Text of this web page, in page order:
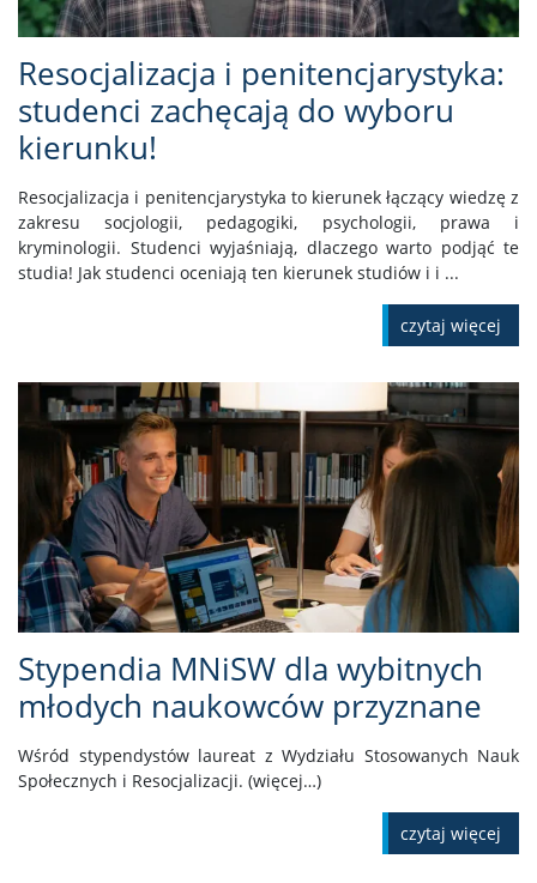
Resocjalizacja i penitencjarystyka:
studenci zachęcają do wyboru
kierunku!
Resocjalizacja i penitencjarystyka to kierunek łączący wiedzę z
zakresu socjologii, pedagogiki, psychologii, prawa i
kryminologii. Studenci wyjaśniają, dlaczego warto podjąć te
studia! Jak studenci oceniają ten kierunek studiów i i ...
czytaj więcej
Stypendia MNiSW dla wybitnych
młodych naukowców przyznane
Wśród stypendystów laureat z Wydziału Stosowanych Nauk
Społecznych i Resocjalizacji. (więcej…)
czytaj więcej